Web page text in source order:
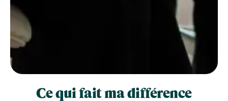
Ce qui fait ma différence